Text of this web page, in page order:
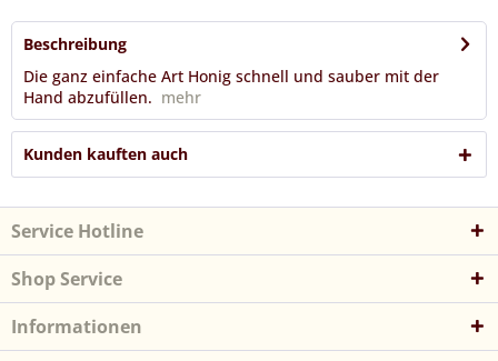
Beschreibung
Die ganz einfache Art Honig schnell und sauber mit der
Hand abzufüllen. mehr
Kunden kauften auch
Service Hotline
Shop Service
Informationen